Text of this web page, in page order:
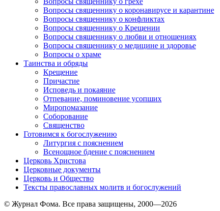
Вопросы священнику о коронавирусе и карантине
Вопросы священнику о конфликтах
Вопросы священнику о Крещении
Вопросы священнику о любви и отношениях
Вопросы священнику о медицине и здоровье
Вопросы о храме
Таинства и обряды
Крещение
Причастие
Исповедь и покаяние
Отпевание, поминовение усопших
Миропомазание
Соборование
Священство
Готовимся к богослужению
Литургия с пояснением
Всенощное бдение с пояснением
Церковь Христова
Церковные документы
Церковь и Общество
Тексты православных молитв и богослужений
© Журнал Фома. Все права защищены, 2000—2026